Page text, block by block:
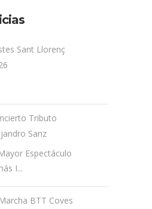
Sant Llorenç
Tributo
Sanz
Espectáculo
I...
BTT Coves